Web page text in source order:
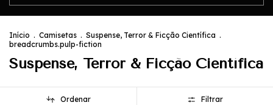
Início . Camisetas . Suspense, Terror & Ficção Científica .
breadcrumbs.pulp-fiction
Suspense, Terror & Ficção Científica
Ordenar Filtrar